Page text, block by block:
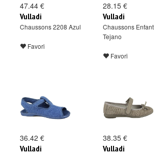
47.44 €
Vulladi
Chaussons 2208 Azul
Favori
28.15 €
Vulladi
Chaussons Enfant
Tejano
Favori
36.42 €
Vulladi
38.35 €
Vulladi